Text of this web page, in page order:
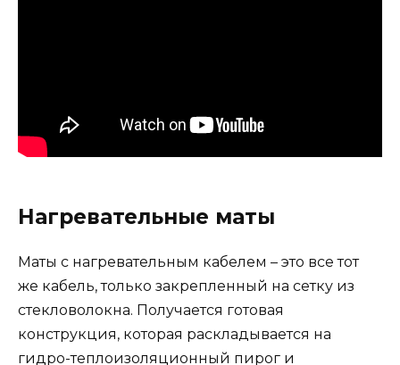
Нагревательные маты
Маты с нагревательным кабелем – это все тот
же кабель, только закрепленный на сетку из
стекловолокна. Получается готовая
конструкция, которая раскладывается на
гидро-теплоизоляционный пирог и